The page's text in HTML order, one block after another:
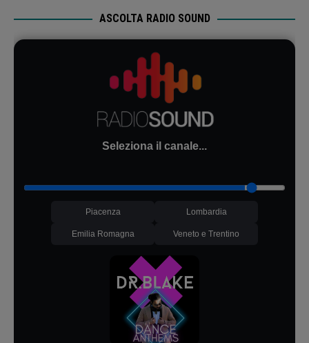
ASCOLTA RADIO SOUND
Seleziona il canale...
Piacenza Lombardia
Emilia Romagna Veneto e Trentino